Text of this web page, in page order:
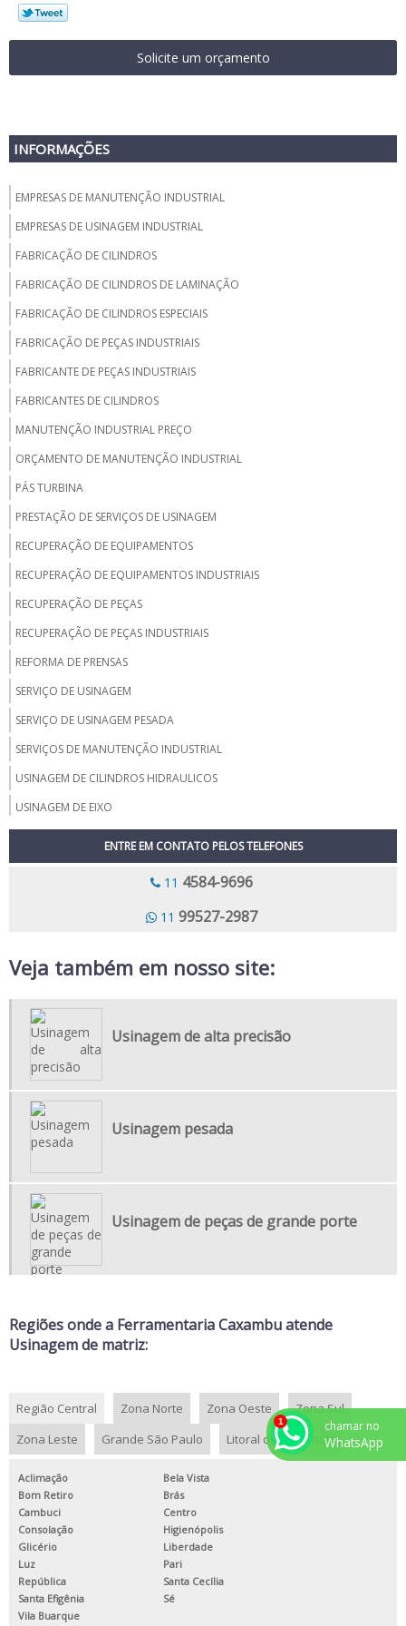
Solicite um orçamento
INFORMAÇÕES
EMPRESAS DE MANUTENÇÃO INDUSTRIAL
EMPRESAS DE USINAGEM INDUSTRIAL
FABRICAÇÃO DE CILINDROS
FABRICAÇÃO DE CILINDROS DE LAMINAÇÃO
FABRICAÇÃO DE CILINDROS ESPECIAIS
FABRICAÇÃO DE PEÇAS INDUSTRIAIS
FABRICANTE DE PEÇAS INDUSTRIAIS
FABRICANTES DE CILINDROS
MANUTENÇÃO INDUSTRIAL PREÇO
ORÇAMENTO DE MANUTENÇÃO INDUSTRIAL
PÁS TURBINA
PRESTAÇÃO DE SERVIÇOS DE USINAGEM
RECUPERAÇÃO DE EQUIPAMENTOS
RECUPERAÇÃO DE EQUIPAMENTOS INDUSTRIAIS
RECUPERAÇÃO DE PEÇAS
RECUPERAÇÃO DE PEÇAS INDUSTRIAIS
REFORMA DE PRENSAS
SERVIÇO DE USINAGEM
SERVIÇO DE USINAGEM PESADA
SERVIÇOS DE MANUTENÇÃO INDUSTRIAL
USINAGEM DE CILINDROS HIDRAULICOS
USINAGEM DE EIXO
USINAGEM DE PEÇAS INDUSTRIAIS
USINAGEM DE VIRABREQUIM
USINAGEM CARCACA
FORJARIA E USINAGEM
USINAGEM DE MATRIZ
EMPRESA DE USINAGEM PESADA
EMPRESA USINAGEM
FABRICANTE DE PEÇAS PARA INDÚSTRIAS
FABRICAÇÃO DE COMPONENTES SOB MEDIDA
FABRICAÇÃO DE PEÇAS USINADAS
MANUTENÇÃO CORRETIVA DE COMPONENTES INDUSTRIAIS
MANUTENÇÃO DE PÁS DE TURBINAS
REFORMA DE ROTORES PESADOS
REPARO DE PÁS DE TURBINA
SERVIÇO DE USINAGEM DE PEÇAS INDUSTRIAIS
SERVIÇO DE USINAGEM INDUSTRIAL
SERVIÇO DE USINAGEM PARA INDÚSTRIAS
TORNEARIA PESADA
TORNO CNC USINAGEM PESADA
USINAGEM DE ALTA PRECISÃO
USINAGEM DE PEÇAS DE GRANDE PORTE
USINAGEM DE PEÇAS DE PRECISÃO
ENTRE EM CONTATO PELOS TELEFONES
11 4584-9696
11 99527-2987
Veja também em nosso site:
Usinagem de alta precisão
Usinagem pesada
Usinagem de peças de grande porte
Regiões onde a Ferramentaria Caxambu atende
Usinagem de matriz:
Região Central Zona Norte Zona Oeste
Zona Sul
Zona Leste
Grande São Paulo Litoral de São Paulo
Aclimação
Bela Vista
Bom Retiro
Brás
Cambuci
Centro
Consolação
Higienópolis
Glicério
Liberdade
Luz
Pari
República
Santa Cecília
Santa Efigênia
Sé
Vila Buarque
chamar no
WhatsApp